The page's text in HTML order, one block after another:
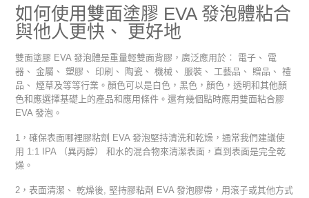
如何使用雙面塗膠 EVA 發泡體粘合
與他人更快、 更好地
雙面塗膠 EVA 發泡體是重量輕雙面背膠，廣泛應用於︰ 電子、 電
器、 金屬、 塑膠、 印刷、 陶瓷、 機械、 服裝、 工藝品、 贈品、 禮
品、 煙草及等等行業。顏色可以是白色，黑色，顏色，透明和其他顏
色和應選擇基礎上的產品和應用條件。還有幾個點時應用雙面粘合膠
EVA 發泡。
1，確保表面哪裡膠粘劑 EVA 發泡堅持清洗和乾燥，通常我們建議使
用 1:1 IPA （異丙醇） 和水的混合物來清潔表面，直到表面是完全乾
燥。
2，表面清潔、 乾燥後, 堅持膠粘劑 EVA 發泡膠帶，用滾子或其他方式